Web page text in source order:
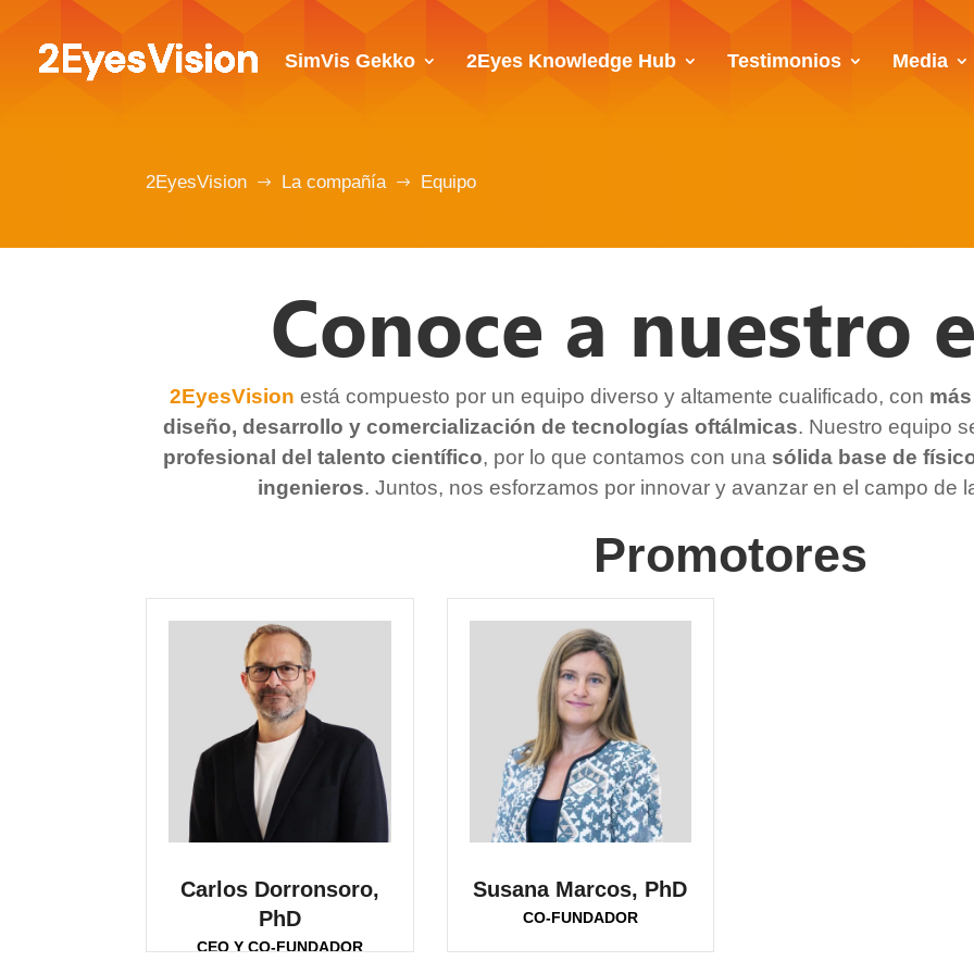
SimVis Gekko 2Eyes Knowledge Hub Testimonios Media
2EyesVision $ La compañía $ Equipo
Conoce a nuestro
2EyesVision está compuesto por un equipo diverso y altamente cualificado, con
diseño, desarrollo y comercialización de tecnologías oftálmicas. Nuestro equipo
profesional del talento científico, por lo que contamos con una sólida base de
ingenieros. Juntos, nos esforzamos por innovar y avanzar en el campo de
Promotores
Carlos Dorronsoro,
PhD
CEO Y CO-FUNDADOR
Susana Marcos, PhD
CO-FUNDADOR